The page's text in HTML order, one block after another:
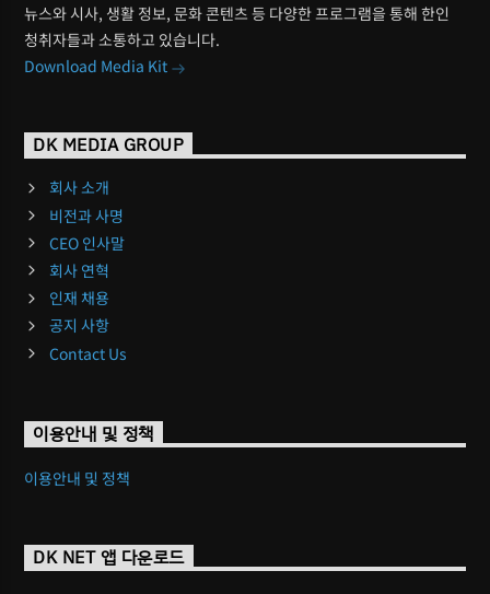
뉴스와 시사, 생활 정보, 문화 콘텐츠 등 다양한 프로그램을 통해 한인
청취자들과 소통하고 있습니다.
Download Media Kit
DK MEDIA GROUP
회사 소개
비전과 사명
CEO 인사말
회사 연혁
인재 채용
공지 사항
Contact Us
이용안내 및 정책
이용안내 및 정책
DK NET 앱 다운로드